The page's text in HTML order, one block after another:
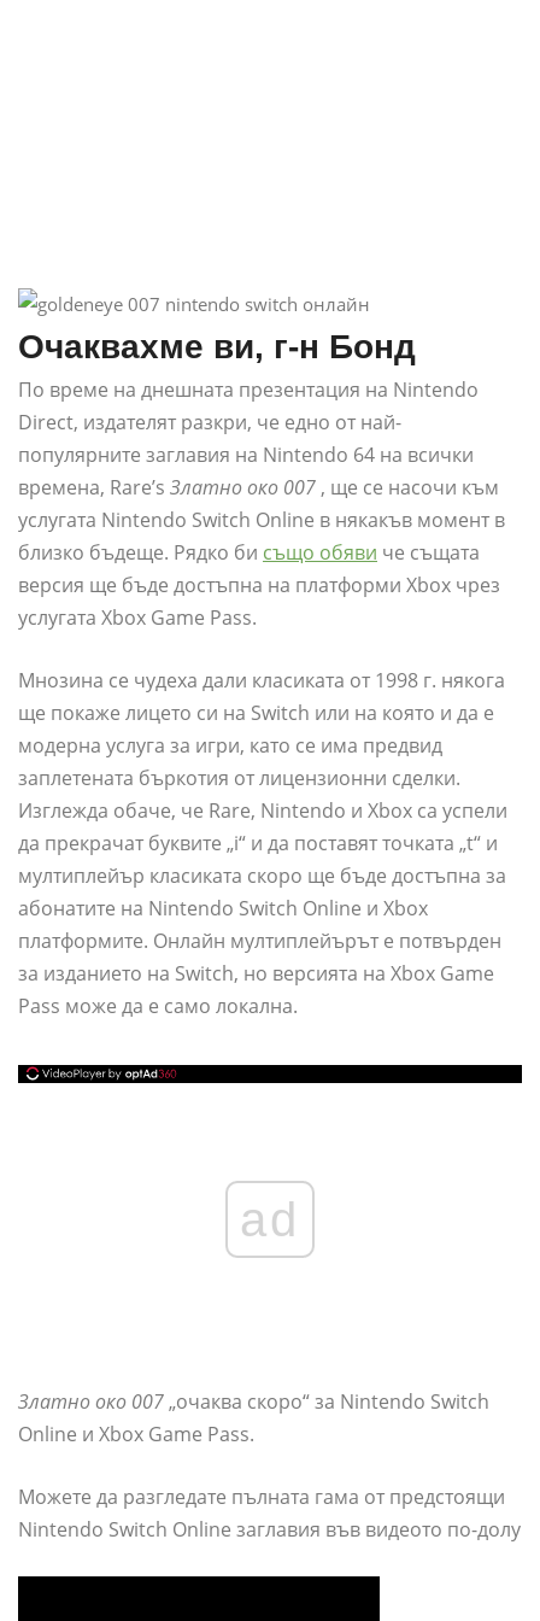
Очаквахме ви, г-н Бонд
По време на днешната презентация на Nintendo
Direct, издателят разкри, че едно от най-
популярните заглавия на Nintendo 64 на всички
времена, Rare’s Златно око 007 , ще се насочи към
услугата Nintendo Switch Online в някакъв момент в
близко бъдеще. Рядко би също обяви че същата
версия ще бъде достъпна на платформи Xbox чрез
услугата Xbox Game Pass.
Мнозина се чудеха дали класиката от 1998 г. някога
ще покаже лицето си на Switch или на която и да е
модерна услуга за игри, като се има предвид
заплетената бъркотия от лицензионни сделки.
Изглежда обаче, че Rare, Nintendo и Xbox са успели
да прекрачат буквите „i“ и да поставят точката „t“ и
мултиплейър класиката скоро ще бъде достъпна за
абонатите на Nintendo Switch Online и Xbox
платформите. Онлайн мултиплейърът е потвърден
за изданието на Switch, но версията на Xbox Game
Pass може да е само локална.
ad
Златно око 007„очаква скоро“ за Nintendo Switch
Online и Xbox Game Pass.
Можете да разгледате пълната гама от предстоящи
Nintendo Switch Online заглавия във видеото по-долу